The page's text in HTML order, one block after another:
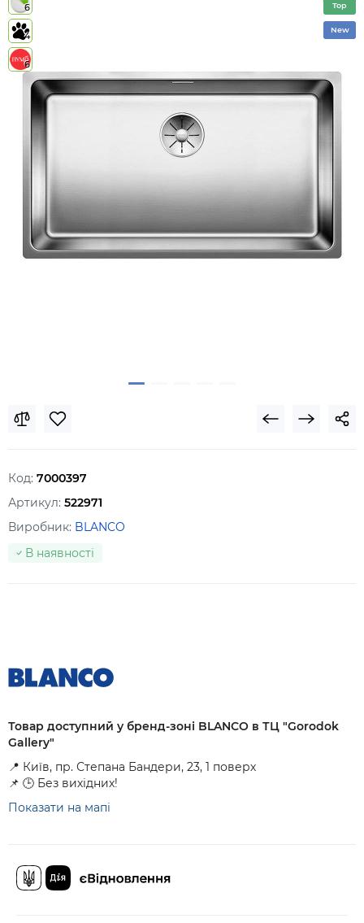
6
4
6
Top
New
Код: 7000397
Артикул: 522971
Виробник: BLANCO
В наявності
Товар доступний у бренд-зоні BLANCO в ТЦ "Gorodok
Gallery"
📍 Київ, пр. Степана Бандери, 23, 1 поверх
📌 🕒 Без вихідних!
Показати на мапі